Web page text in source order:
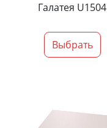
Галатея U1504
Выбрать